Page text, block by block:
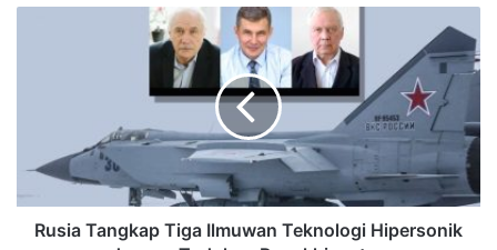
Rusia Tangkap Tiga Ilmuwan Teknologi Hipersonik